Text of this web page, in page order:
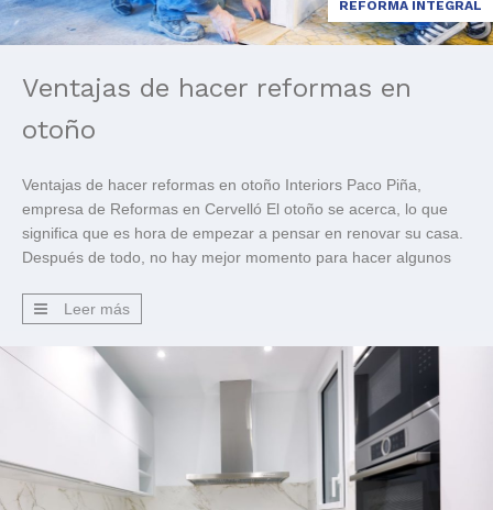
REFORMA INTEGRAL
Ventajas de hacer reformas en
otoño
Ventajas de hacer reformas en otoño Interiors Paco Piña,
empresa de Reformas en Cervelló El otoño se acerca, lo que
significa que es hora de empezar a pensar en renovar su casa.
Después de todo, no hay mejor momento para hacer algunos
temperatura está […]
Leer más